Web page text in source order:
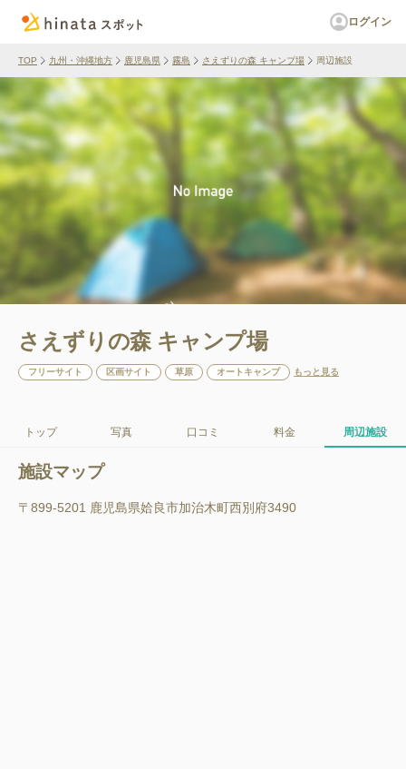
ログイン
TOP 九州・沖縄地方 鹿児島県 霧島 さえずりの森 キャンプ場 周辺施設
さえずりの森 キャンプ場
フリーサイト 区画サイト 草原 オートキャンプ もっと見る
トップ 写真 口コミ 料金 周辺施設
施設マップ
〒899-5201 鹿児島県姶良市加治木町西別府3490